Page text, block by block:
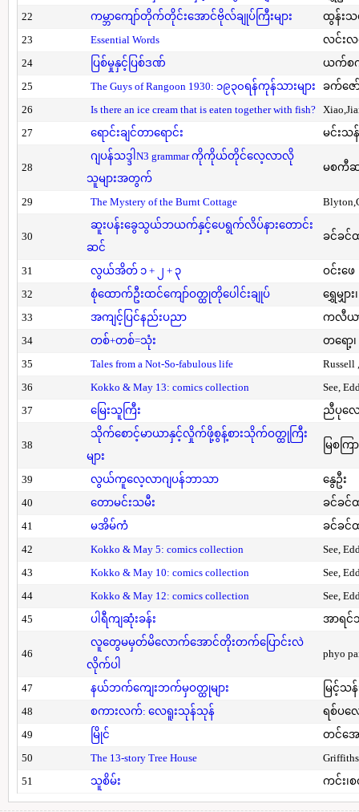
22
ကမ္ဘာကျော်တိုက်တိုင်းအောင်ဗိုလ်ချုပ်ကြီးများ
ထွန်းသ
23
Essential Words
လင်းလ
24
ပြစ်မှုနှင့်ပြစ်ဒဏ်
ယက်စကီ
25
The Guys of Rangoon 1930: ၁၉၃၀ရန်ကုန်သားများ
ခက်ဇေ
26
Is there an ice cream that is eaten together with fish?
27
ရောင်းချင်တာရောင်း မင်းသ
28
ဂျပန်သဒ္ဒါN3 grammar ကိုကိုယ်တိုင်လေ့လာလို
သူများအတွက်
မစကီ
29 The Mystery of the Burnt Cottage
30
ဆူးပန်းခွေသွယ်ဘယက်နှင့်ပေရွက်လိပ်နားတောင်း
ဆင်
ခင်ခင်
31 လွယ်အိတ် ၁ + ၂ + ၃
ဝင်းဖေ
32
စုံထောက်ဦးထင်ကျော်ဝတ္ထုတိုပေါင်းချုပ်
ရွှေမျှား
33
အကျင့်ပြင်နည်းပညာ
ကလီယာ
34
တစ်+တစ်=သုံး
တရော့၊
35
Tales from a Not-So-fabulous life
Russell
36
Kokko & May 13: comics collection
See,
37
မြေးသူကြီး ညီပုလေ
38
သိုက်စောင့်မာယာနှင့်လှိုက်ဖို့စွန့်စားသိုက်ဝတ္ထုကြီး
များ
မြစကြာ
39 လွယ်ကူလေ့လာဂျပန်ဘာသာ
နွေဦး
40
တောမင်းသမီး
ခင်ခင်
41
မအိမ်ကံ
ခင်ခင်
42
Kokko & May 5: comics collection
See,
43
Kokko & May 10: comics collection
See,
44
Kokko & May 12: comics collection
See,
45
ပါရီကျဆုံးခန်း အာရင်
46
လူတွေမမှတ်မိလောက်အောင်တိုးတက်ပြောင်းလဲ
လိုက်ပါ
phyo
47 နယ်ဘက်ကျေးဘက်မှဝတ္ထုများ
မြင့်သန်
48
စကားလက်: လေရူးသုန်သုန်
ရစ်ပလ
49
မြိုင်
တင်အေ
50
The 13-story Tree House
51
သူစိမ်း ကင်း၊